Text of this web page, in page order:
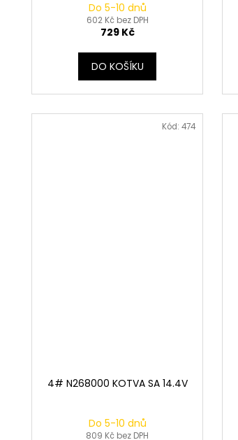
Do 5-10 dnů
602 Kč bez DPH
729 Kč
DO KOŠÍKU
4# N268000 KOTVA SA 14.4V
Do 5-10 dnů
809 Kč bez DPH
Kód:474